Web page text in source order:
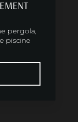
pergola,
piscine